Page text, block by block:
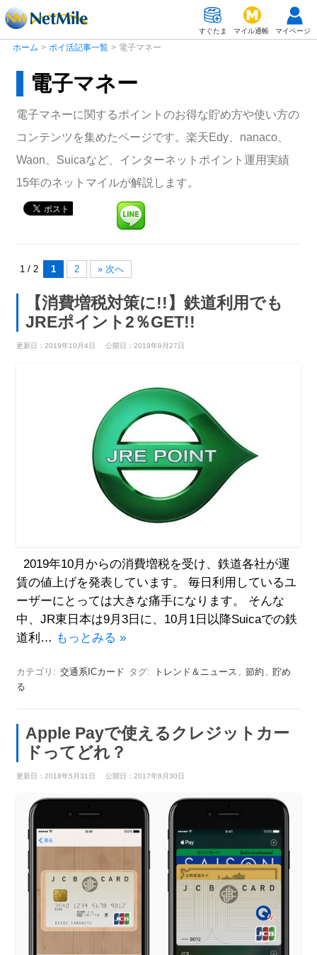
マイページ
マイル通帳
すぐたま
ホーム > ポイ活記事一覧 > 電子マネー
電子マネー
電子マネーに関するポイントのお得な貯め方や使い方の
コンテンツを集めたページです。楽天Edy、nanaco、
Waon、Suicaなど、インターネットポイント運用実績
15年のネットマイルが解説します。
1 / 2 1 2 » 次へ
【消費増税対策に!!】鉄道利用でも
JREポイント2％GET!!
更新日：2019年10月4日 公開日：2019年9月27日
2019年10月からの消費増税を受け、鉄道各社が運
賃の値上げを発表しています。 毎日利用しているユ
ーザーにとっては大きな痛手になります。 そんな
中、JR東日本は9月3日に、10月1日以降Suicaでの鉄
道利… もっとみる »
カテゴリ: 交通系ICカード タグ: トレンド＆ニュース 節約
貯め
る
Apple Payで使えるクレジットカー
ドってどれ？
更新日：2018年5月31日 公開日：2017年8月30日